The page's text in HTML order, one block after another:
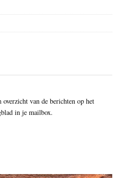
overzicht van de berichten op het
in je mailbox.